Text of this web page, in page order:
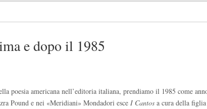
e dopo il 1985
poesia americana nell’editoria italiana, prendiamo il 1985 come
Pound e nei «Meridiani» Mondadori esce I Cantos a cura della